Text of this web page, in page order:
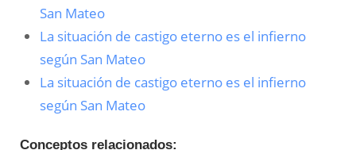
San Mateo
La situación de castigo eterno es el infierno
según San Mateo
La situación de castigo eterno es el infierno
según San Mateo
Conceptos relacionados: